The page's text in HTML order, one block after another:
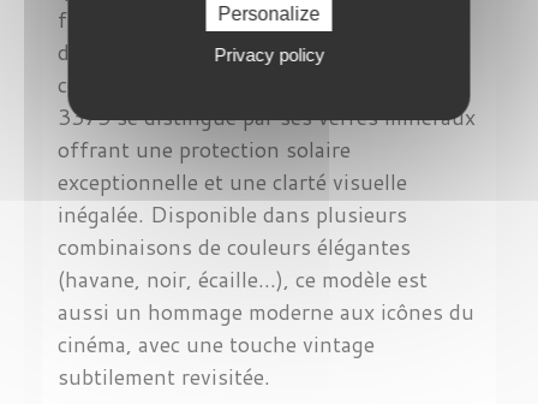
flèche argentée Persol sur les branches et
du système breveté Meflecto assurant un
confort personnalisé. Le modèle Vincent
3373 se distingue par ses verres minéraux
offrant une protection solaire
exceptionnelle et une clarté visuelle
inégalée. Disponible dans plusieurs
combinaisons de couleurs élégantes
(havane, noir, écaille…), ce modèle est
aussi un hommage moderne aux icônes du
cinéma, avec une touche vintage
subtilement revisitée.
Personalize
Privacy policy